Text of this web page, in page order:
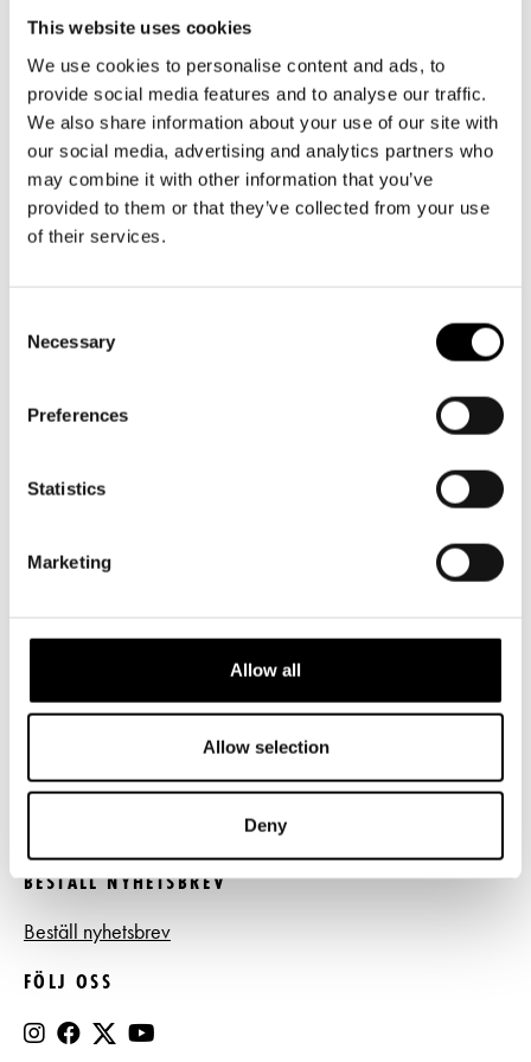
This website uses cookies
We use cookies to personalise content and ads, to
provide social media features and to analyse our traffic.
We also share information about your use of our site with
our social media, advertising and analytics partners who
may combine it with other information that you’ve
provided to them or that they’ve collected from your use
of their services.
Selection
Necessary
Preferences
Statistics
Marketing
Allow all
Allow selection
Deny
Tillgänglighet
Frågor & svar
Platskarta
Företag
Guidning
Teaterns verksamhet
Ensemble
Historia
Kontaktuppgifter
Jobba hos oss
LOGGA IN
Växel och reception
må-fr kl. 9-16
09 616 211
info@svenskateatern.fi
BILJETTER
biljetter@svenskateatern.fi
ti-fr kl 12-18
Tillgänglighet
Press
Register- och dataskyddsbeskrivning
Jobba hos oss
BESTÄLL NYHETSBREV
Beställ nyhetsbrev
FÖLJ OSS